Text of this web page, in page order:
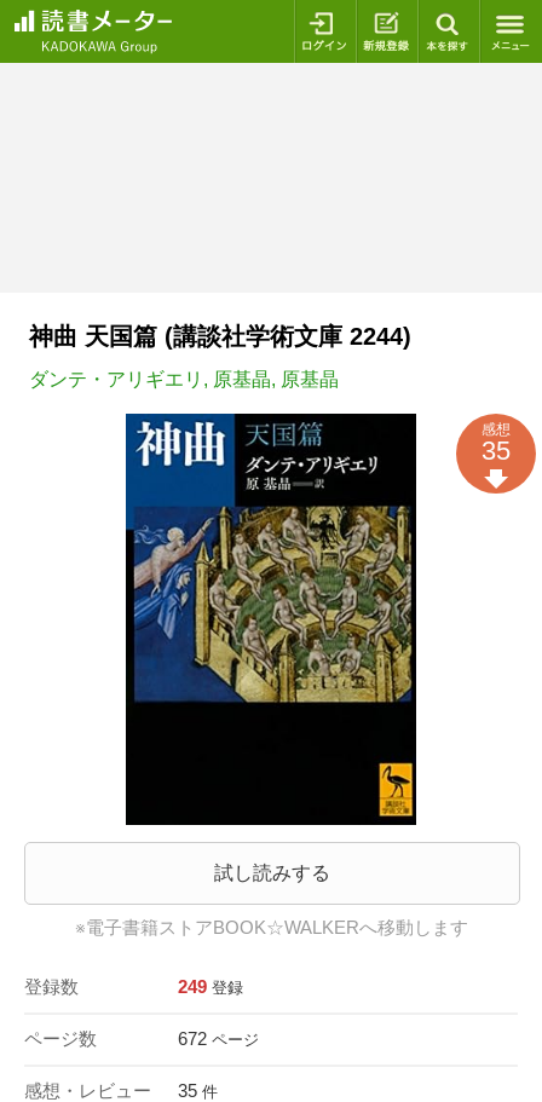
ログイン 新規登録
神曲 天国篇 (講談社学術文庫 2244)
ダンテ・アリギエリ , 原基晶, 原基晶
試し読みする
※電子書籍ストアBOOK☆WALKERへ移動します
登録数 249 登録
ページ数 672 ページ
感想・レビュー 35 件
感想
35